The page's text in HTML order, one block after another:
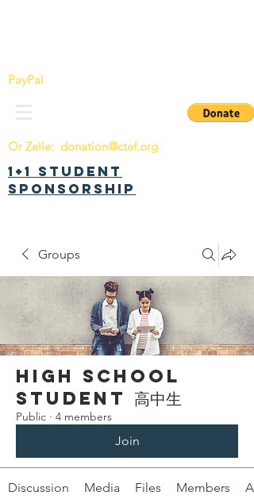
PayPal
Or Zelle: donation@ctef.org
1+1 Student
Sponsorship
Groups
High School
Student 高中生
Public · 4 members
Join
Discussion Media Files Members